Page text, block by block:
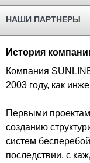
НАШИ ПАРТНЕРЫ
История
Компания
2003 году, как
Первыми
созданию
систем
последствии, с